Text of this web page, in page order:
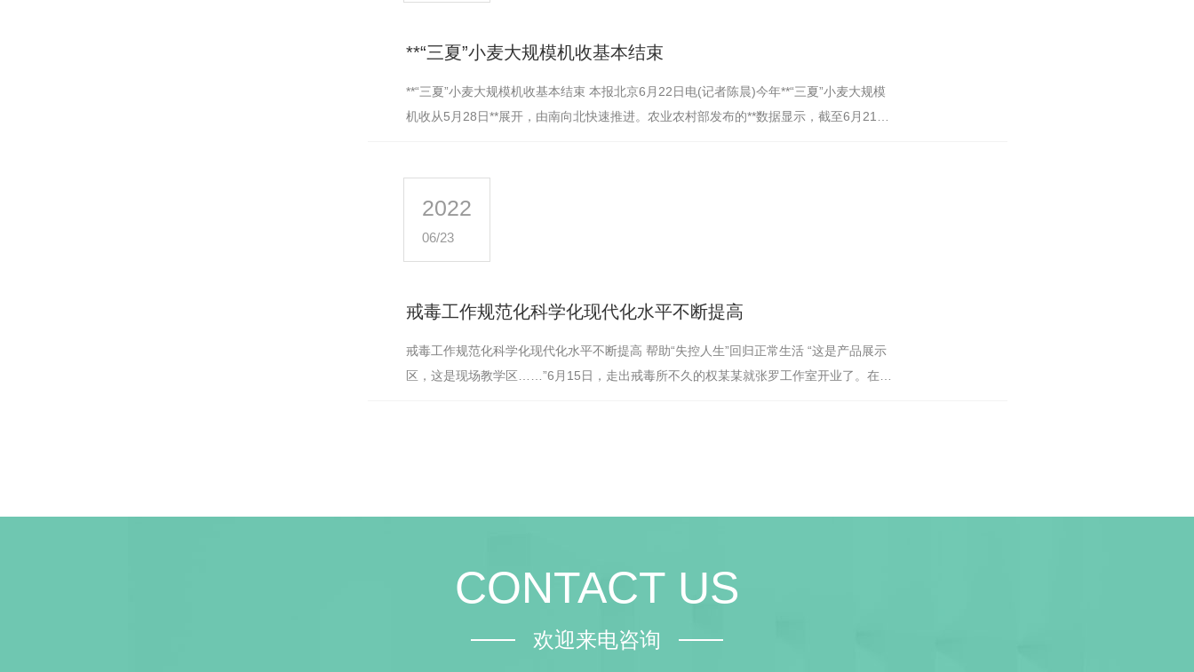
**“三夏”小麦大规模机收基本结束
**“三夏”小麦大规模机收基本结束 本报北京6月22日电(记者陈晨)今年**“三夏”小麦大规模
机收从5月28日**展开，由南向北快速推进。农业农村部发布的**数据显示，截至6月21
2022
06/23
戒毒工作规范化科学化现代化水平不断提高
戒毒工作规范化科学化现代化水平不断提高 帮助“失控人生”回归正常生活 “这是产品展示
区，这是现场教学区……”6月15日，走出戒毒所不久的权某某就张罗工作室开业了。在四
CONTACT US
欢迎来电咨询